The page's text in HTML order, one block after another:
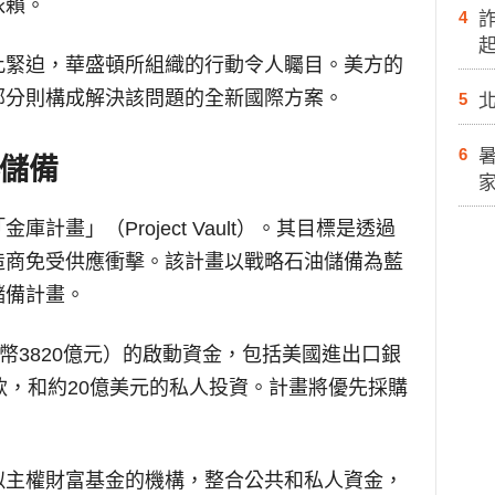
。
迫，華盛頓所組織的行動令人矚目。美方的
則構成解決該問題的全新國際方案。
備
庫計畫」（Project Vault）。其目標是透過
免受供應衝擊。該計畫以戰略石油儲備為藍
計畫。
3820億元）的啟動資金，包括美國進出口銀
和約20億美元的私人投資。計畫將優先採購
權財富基金的機構，整合公共和私人資金，
4
5
6